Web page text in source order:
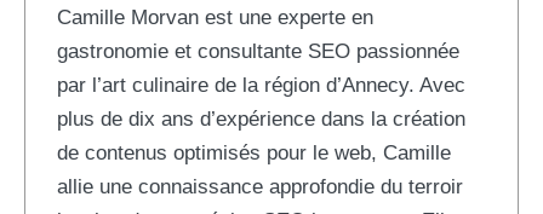
Camille Morvan est une experte en
gastronomie et consultante SEO passionnée
par l’art culinaire de la région d’Annecy. Avec
plus de dix ans d’expérience dans la création
de contenus optimisés pour le web, Camille
allie une connaissance approfondie du terroir